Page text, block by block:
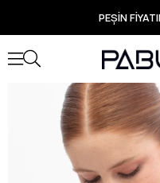
PEŞİN
TÜM
Yeni Sezon
Seçili